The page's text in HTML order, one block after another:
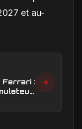
et au-
Ferrari :